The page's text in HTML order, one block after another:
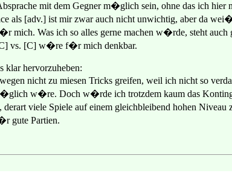
mit dem Gegner m�glich sein, ohne das ich
als [adv.] ist mir zwar auch nicht unwichtig, aber da
mich. Was ich so alles gerne machen w�rde, steht
vs. [C] w�re f�r mich denkbar.
klar hervorzuheben:
nicht zu miesen Tricks greifen, weil ich nicht so
w�re. Doch w�rde ich trotzdem kaum das
viele Spiele auf einem gleichbleibend hohen
gute Partien.